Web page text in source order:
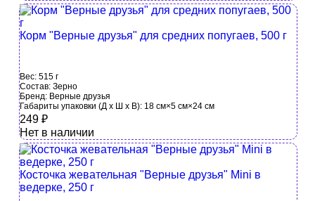
Корм "Верные друзья" для средних попугаев, 500 г
Вес:515 г
Состав:Зерно
Бренд: Верные друзья
Габариты упаковки (Д х Ш х В): 18 см×5 см×24 см
249₽
Нет в наличии
Косточка жевательная "Верные друзья" Mini в
ведерке, 250 г